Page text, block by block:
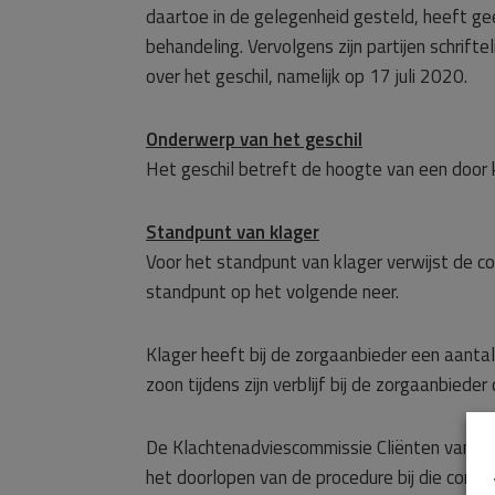
daartoe in de gelegenheid gesteld, heeft
behandeling. Vervolgens zijn partijen
over het geschil, namelijk op 17 juli 2020.
Onderwerp van het geschil
Het geschil betreft de hoogte van een door
Standpunt van klager
Voor het standpunt van klager verwijst de
standpunt op het volgende neer.
Klager heeft bij de zorgaanbieder een
zoon tijdens zijn verblijf bij de
De Klachtenadviescommissie Cliënten van
het doorlopen van de procedure bij die